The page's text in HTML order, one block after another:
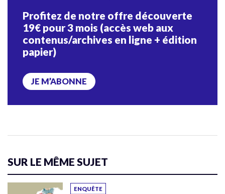
Profitez de notre offre découverte
19€ pour 3 mois (accès web aux
contenus/archives en ligne + édition
papier)
JE M’ABONNE
SUR LE MÊME SUJET
ENQUÊTE